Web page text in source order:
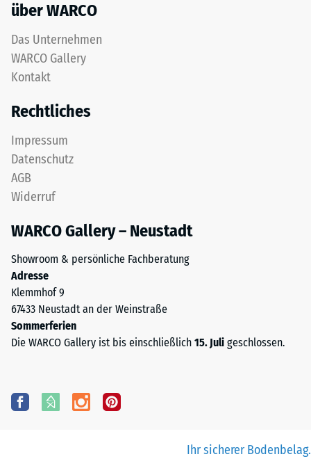
über WARCO
Das Unternehmen
WARCO Gallery
Kontakt
Rechtliches
Impressum
Datenschutz
AGB
Widerruf
WARCO Gallery – Neustadt
Showroom & persönliche Fachberatung
Adresse
Klemmhof 9
67433 Neustadt an der Weinstraße
Sommerferien
Die WARCO Gallery ist bis einschließlich 15. Juli geschlossen.
Ihr sicherer Bodenbelag.